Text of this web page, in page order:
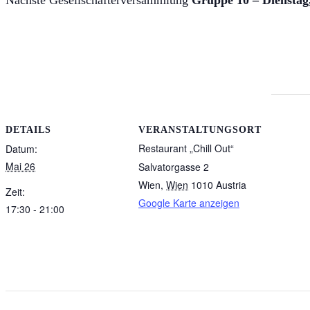
DETAILS
Datum:
Mai 26
Zeit:
17:30 - 21:00
VERANSTALTUNGSORT
Restaurant „Chill Out“
Salvatorgasse 2
Wien, Wien 1010 Austria
Google Karte anzeigen